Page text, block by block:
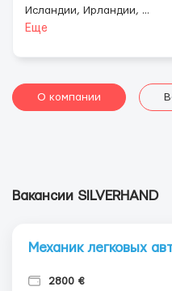
Исландии, Ирландии, ...
Еще
О компании
Вакансии SILVERHAND
Механик легковых
2800 €